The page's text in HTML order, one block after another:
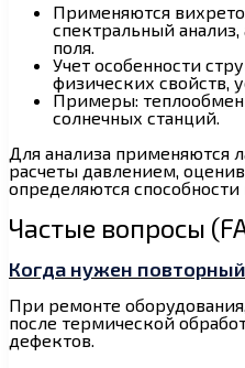
Применяются
спектральный
поля.
Учет особенности
физических свойств,
Примеры:
солнечных станций.
Для анализа применяются
расчеты давлением,
определяются
Частые вопросы
Когда нужен
При ремонте
после термической
дефектов.